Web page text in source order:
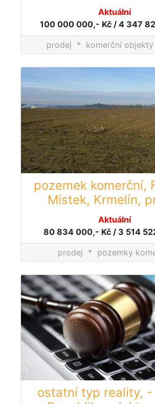
Aktuální
100 000 000,- Kč / 4 347
prodej * komerční
pozemek komerční,
Místek, Krmelín,
Aktuální
80 834 000,- Kč / 3 514
prodej * pozemky
ostatní typ reality, -